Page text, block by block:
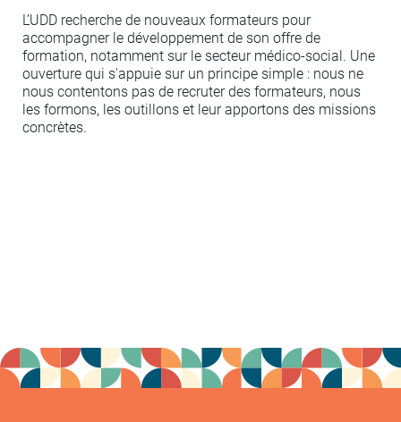
L’UDD recherche de nouveaux formateurs pour
accompagner le développement de son offre de
formation, notamment sur le secteur médico-social. Une
ouverture qui s'appuie sur un principe simple : nous ne
nous contentons pas de recruter des formateurs, nous
les formons, les outillons et leur apportons des missions
concrètes.